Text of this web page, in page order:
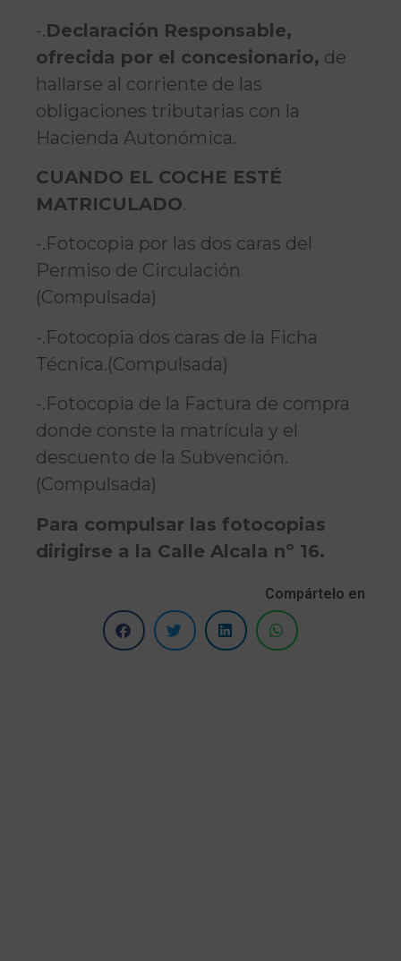
-.Declaración Responsable,
ofrecida por el concesionario, de
hallarse al corriente de las
obligaciones tributarias con la
Hacienda Autonómica.
CUANDO EL COCHE ESTÉ
MATRICULADO.
-.Fotocopia por las dos caras del
Permiso de Circulación
(Compulsada)
-.Fotocopia dos caras de la Ficha
Técnica.(Compulsada)
-.Fotocopia de la Factura de compra
donde conste la matrícula y el
descuento de la Subvención.
(Compulsada)
Para compulsar las fotocopias
dirigirse a la Calle Alcala nº 16.
Compártelo en